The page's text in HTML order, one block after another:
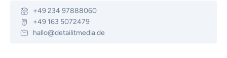
+49 234 97888060
+49 163 5072479
hallo@detailitmedia.de